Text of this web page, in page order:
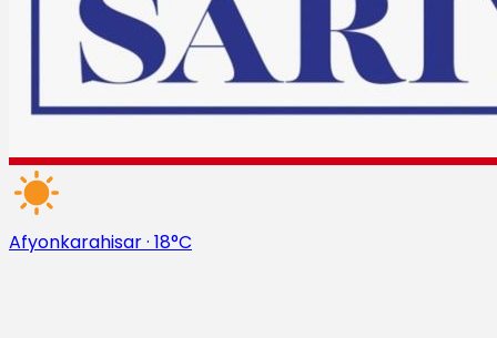
Afyonkarahisar· 18°C